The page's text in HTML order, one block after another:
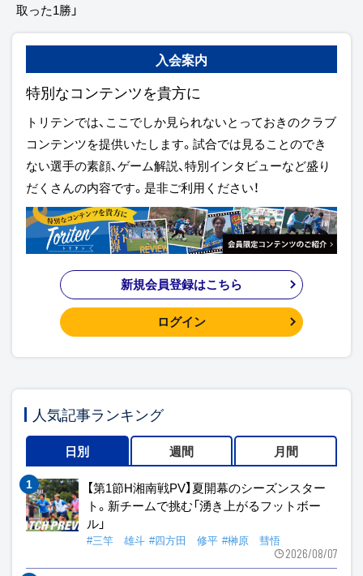
取った1勝」
入会案内
特別なコンテンツを貴方に
トリテンでは、ここでしか見られないとっておきのクラブ
コンテンツを提供いたします。試合では見ることのでき
ない選手の素顔、ゲーム解説、特別インタビューなど盛り
だくさんの内容です。是非ご利用ください！
新規会員登録はこちら
ログイン
人気記事ランキング
日別 週間 月間
【第1節H湘南戦PV】夏開幕のシーズンスター
ト。新チームで挑む「湧き上がるフットボー
ル」
#三竿 雄斗 #四方田 修平 #榊原 彗悟
2026/08/07